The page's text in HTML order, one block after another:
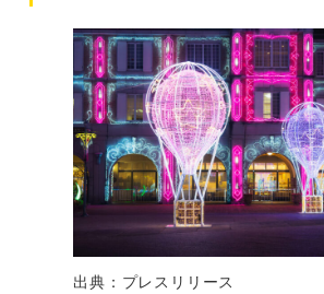
出典：プレスリリース